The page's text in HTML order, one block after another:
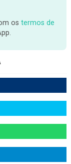
os termos de